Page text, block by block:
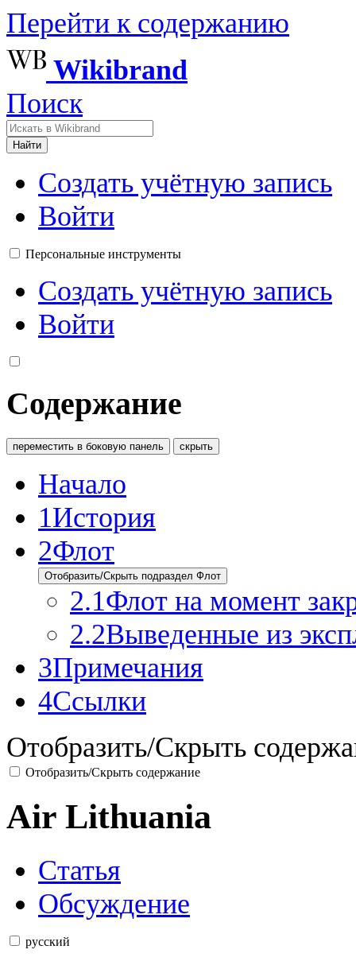
Перейти к содержанию
Wikibrand
Поиск
Найти
Создать учётную запись
Войти
Персональные инструменты
Создать учётную запись
Войти
Содержание
переместить в боковую панель скрыть
Начало
1История
2Флот
Отобразить/Скрыть подраздел Флот
2.1Флот на момент
2.2Выведенные из
3Примечания
4Ссылки
Отобразить/Скрыть
Отобразить/Скрыть содержание
Air Lithuania
Статья
Обсуждение
русский